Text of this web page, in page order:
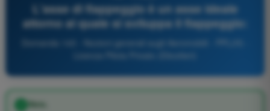
L'asse di flappeggio è un asse ideale
attorno al quale si sviluppa il flappeggio:
Vero.